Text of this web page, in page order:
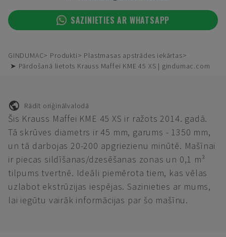
SAZINIETIES AR WHATSAPP
GINDUMAC Produkti
Plastmasas apstrādes iekārtas
➤ Pārdošanā lietots Krauss Maffei KME 45 XS | gindumac.com
Rādīt oriģinālvalodā
Šis Krauss Maffei KME 45 XS ir ražots 2014. gadā.
Tā skrūves diametrs ir 45 mm, garums - 1350 mm,
un tā darbojas 20-200 apgriezienu minūtē. Mašīnai
ir piecas sildīšanas/dzesēšanas zonas un 0,1 m³
tilpums tvertnē. Ideāli piemērota tiem, kas vēlas
uzlabot ekstrūzijas iespējas. Sazinieties ar mums,
lai iegūtu vairāk informācijas par šo mašīnu.